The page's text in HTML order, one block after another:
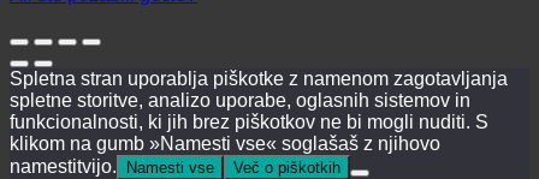
Spletna stran uporablja piškotke z namenom zagotavljanja
spletne storitve, analizo uporabe, oglasnih sistemov in
funkcionalnosti, ki jih brez piškotkov ne bi mogli nuditi. S
klikom na gumb »Namesti vse« soglašaš z njihovo
namestitvijo.
Namesti vse Več o piškotkih